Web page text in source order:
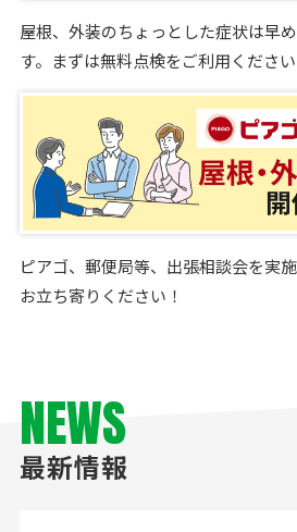
屋根、外装のちょっとした症状は早
す。まずは無料点検をご利用ください
ピアゴ、郵便局等、出張相談会を実
お立ち寄りください！
NEWS
最新情報